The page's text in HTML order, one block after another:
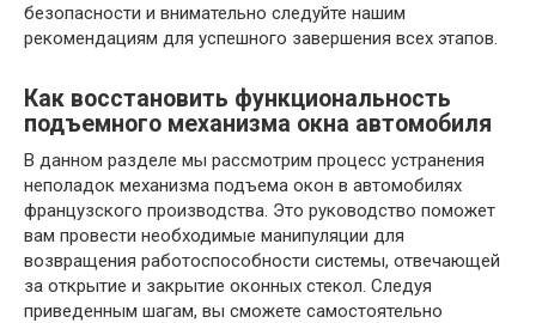
безопасности и внимательно следуйте нашим
рекомендациям для успешного завершения всех этапов.
Как восстановить функциональность
подъемного механизма окна автомобиля
В данном разделе мы рассмотрим процесс устранения
неполадок механизма подъема окон в автомобилях
французского производства. Это руководство поможет
вам провести необходимые манипуляции для
возвращения работоспособности системы, отвечающей
за открытие и закрытие оконных стекол. Следуя
приведенным шагам, вы сможете самостоятельно